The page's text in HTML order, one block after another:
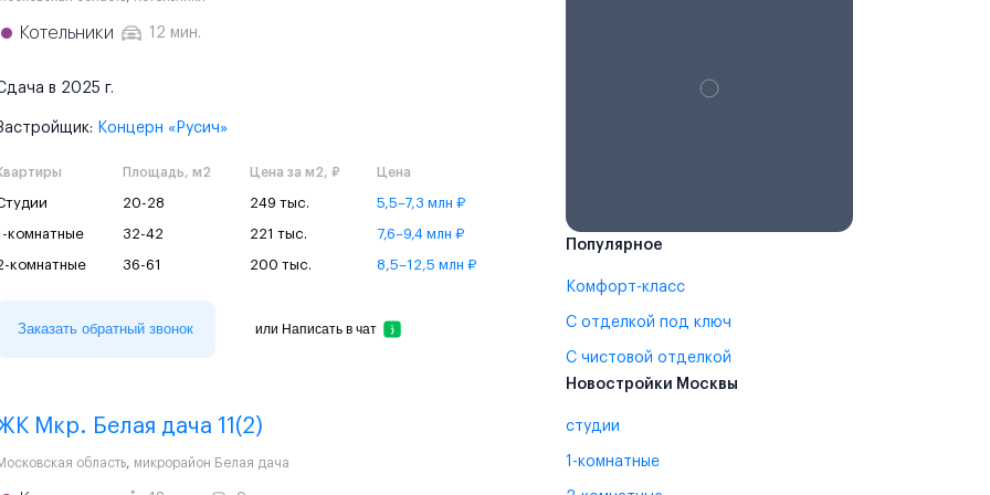
Котельники 12 мин.
в 2025 г.
Концерн «Русич»
Площадь, м2 Цена за м2, ₽ Цена
20-28 249 тыс. 5,5–7,3 млн ₽
комнатные 32-42 221 тыс. 7,6–9,4 млн ₽
комнатные 36-61 200 тыс. 8,5–12,5 млн ₽
Заказать обратный звонок или Написать в чат
Мкр. Белая дача 11(2)
область, микрорайон Белая дача
Популярное
Комфорт-класс
С отделкой под ключ
С чистовой отделкой
Новостройки Москвы
студии
1-комнатные